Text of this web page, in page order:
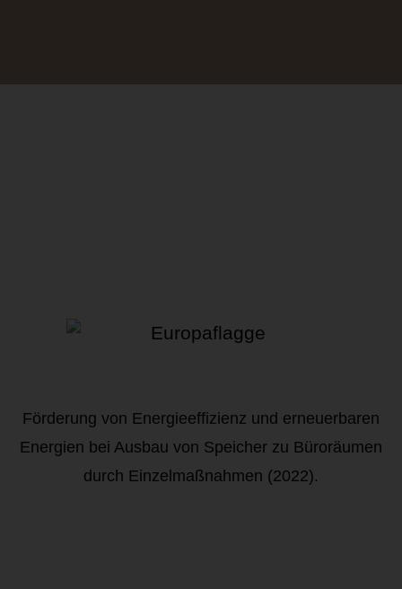
Förderung von Energieeffizienz und erneuerbaren
Energien bei Ausbau von Speicher zu Büroräumen
durch Einzelmaßnahmen (2022).